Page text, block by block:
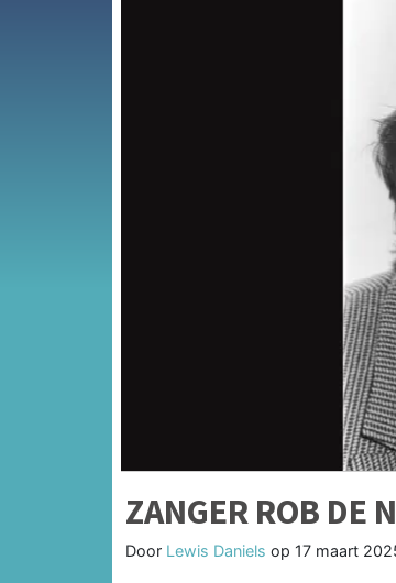
ZANGER ROB DE
Door Lewis Daniels op 17 maart